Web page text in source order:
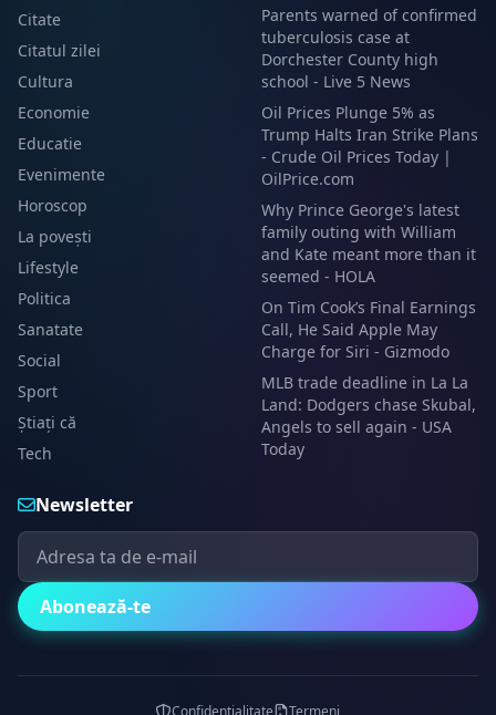
Citate
Citatul zilei
Cultura
Economie
Educatie
Evenimente
Horoscop
La povești
Lifestyle
Politica
Sanatate
Social
Sport
Știați că
Tech
Parents warned of confirmed
tuberculosis case at
Dorchester County high
school - Live 5 News
Oil Prices Plunge 5% as
Trump Halts Iran Strike Plans
- Crude Oil Prices Today |
OilPrice.com
Why Prince George's latest
family outing with William
and Kate meant more than it
seemed - HOLA
On Tim Cook’s Final Earnings
Call, He Said Apple May
Charge for Siri - Gizmodo
MLB trade deadline in La La
Land: Dodgers chase Skubal,
Angels to sell again - USA
Today
Newsletter
Abonează-te
Confidențialitate Termeni